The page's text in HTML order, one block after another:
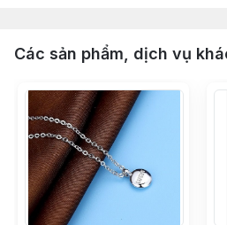
Các sản phẩm, dịch vụ